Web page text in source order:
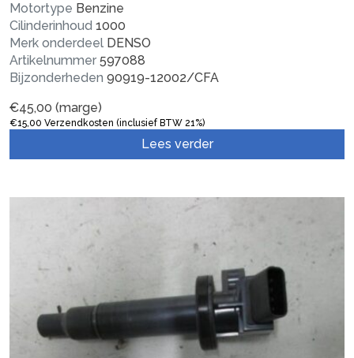
Motortype Benzine
Cilinderinhoud 1000
Merk onderdeel DENSO
Artikelnummer 597088
Bijzonderheden 90919-12002/CFA
€45,00 (marge)
€15,00 Verzendkosten (inclusief BTW 21%)
Lees verder